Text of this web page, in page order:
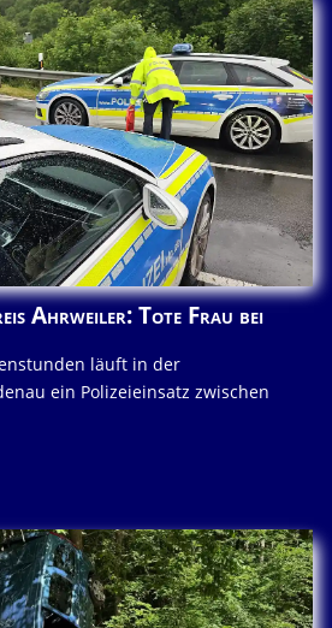
Ahrweiler: Tote Frau bei
läuft in der
ein Polizeieinsatz zwischen